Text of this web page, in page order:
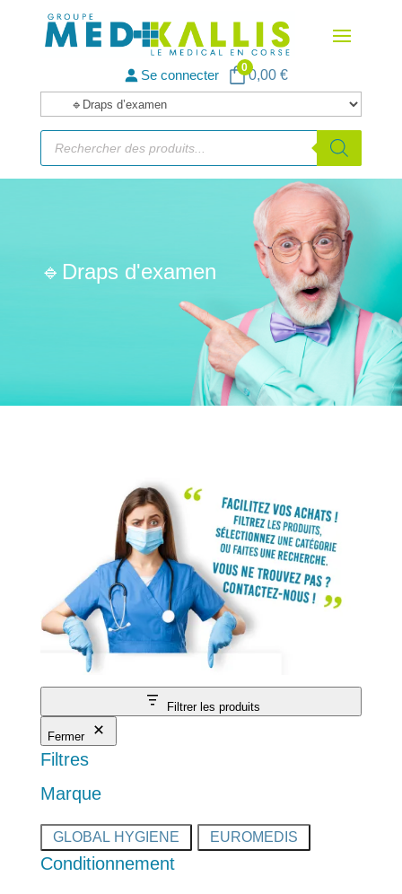
Se connecter 00,00 €
Catégories
de
produits
Recherche
produits
🔹Draps d'examen
Filtrer les produits
Fermer
Filtres
Marque
Marque
GLOBAL HYGIENE EUROMEDIS
Conditionnement